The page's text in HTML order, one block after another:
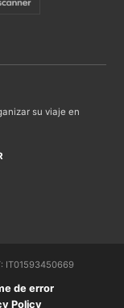
su viaje en
IT01593450669
de error
Policy